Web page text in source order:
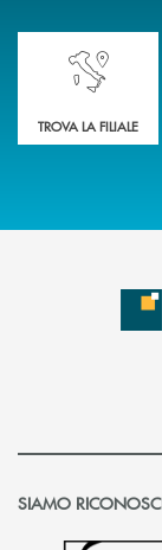
Accedi all' elenco
TROVA LA FILIALE
SIAMO